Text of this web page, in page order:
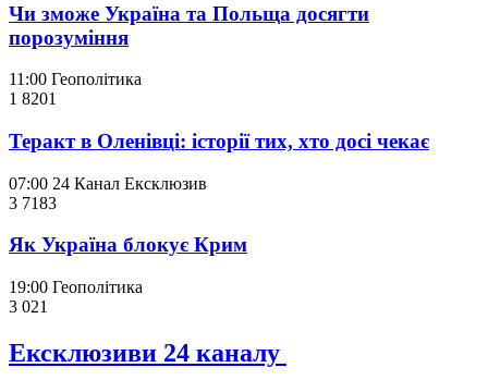
Чи зможе Україна та Польща досягти
порозуміння
11:00 Геополітика
1 8201
Теракт в Оленівці: історії тих, хто досі чекає
07:00 24 Канал Ексклюзив
3 7183
Як Україна блокує Крим
19:00 Геополітика
3 021
Ексклюзиви 24 каналу